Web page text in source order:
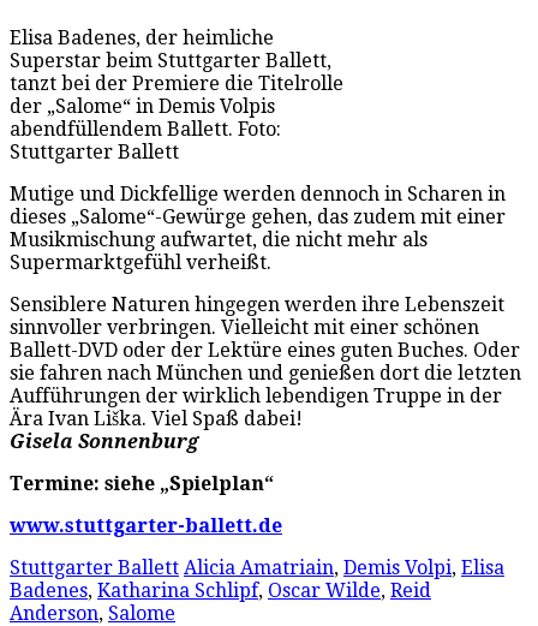
Elisa Badenes, der heimliche
Superstar beim Stuttgarter Ballett,
tanzt bei der Premiere die Titelrolle
der „Salome“ in Demis Volpis
abendfüllendem Ballett. Foto:
Stuttgarter Ballett
Mutige und Dickfellige werden dennoch in Scharen in
dieses „Salome“-Gewürge gehen, das zudem mit einer
Musikmischung aufwartet, die nicht mehr als
Supermarktgefühl verheißt.
Sensiblere Naturen hingegen werden ihre Lebenszeit
sinnvoller verbringen. Vielleicht mit einer schönen
Ballett-DVD oder der Lektüre eines guten Buches. Oder
sie fahren nach München und genießen dort die letzten
Aufführungen der wirklich lebendigen Truppe in der
Ära Ivan Liška. Viel Spaß dabei!
Gisela Sonnenburg
Termine: siehe „Spielplan“
www.stuttgarter-ballett.de
Stuttgarter Ballett Alicia Amatriain, Demis Volpi, Elisa
Badenes, Katharina Schlipf, Oscar Wilde, Reid
Anderson, Salome